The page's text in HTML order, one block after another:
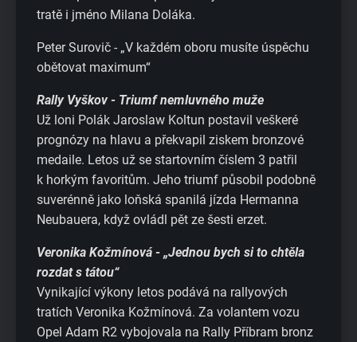
tratě i jméno Milana Doláka.
Peter Surovič - „V každém oboru musíte úspěchu
obětovat maximum“
Rally Vyškov - Triumf nemluvného muže
Už loni Polák Jaroslaw Koltun postavil veškeré
prognózy na hlavu a překvapil ziskem bronzové
medaile. Letos už se startovním číslem 3 patřil
k horkým favoritům. Jeho triumf působil podobně
suverénně jako loňská spanilá jízda Hermanna
Neubauera, když ovládl pět ze šesti erzet.
Veronika Kožmínová - „Jednou bych si to chtěla
rozdat s tátou“
Vynikající výkony letos podává na rallyových
tratích Veronika Kožmínová. Za volantem vozu
Opel Adam R2 vybojovala na Rally Příbram bronz